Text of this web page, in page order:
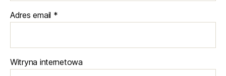
Adres email *
Witryna internetowa